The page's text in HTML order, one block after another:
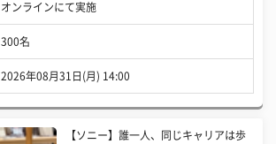
オンラインにて実施
300名
2026年08月31日(月) 14:00
【ソニー】誰一人、同じキャリアは歩